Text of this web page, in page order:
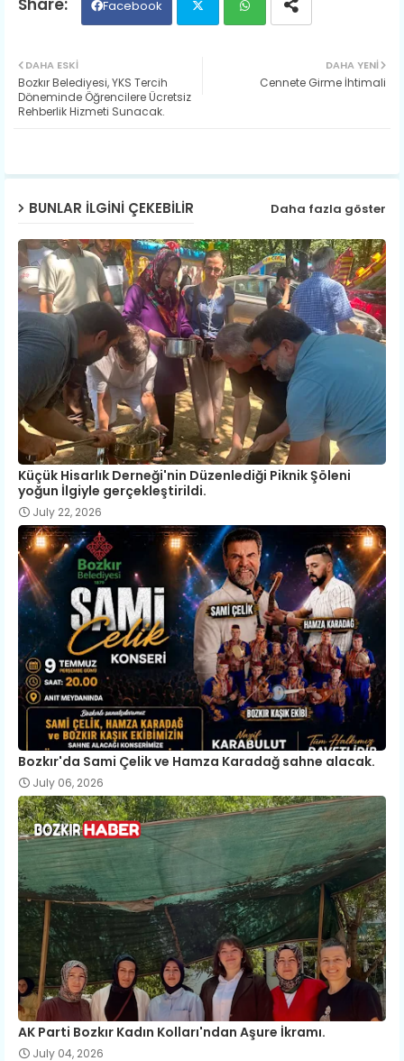
Facebook
DAHA YENI
Cennete Girme İhtimali
DAHA ESKI
Bozkır Belediyesi, YKS Tercih
Döneminde Öğrencilere Ücretsiz
Rehberlik Hizmeti Sunacak.
BUNLAR ILGINI ÇEKEBILIR Daha fazla göster
Küçük Hisarlık Derneği'nin Düzenlediği Piknik Şöleni
yoğun İlgiyle gerçekleştirildi.
July 22, 2026
Bozkır'da Sami Çelik ve Hamza Karadağ sahne alacak.
July 06, 2026
AK Parti Bozkır Kadın Kolları'ndan Aşure İkramı.
July 04, 2026